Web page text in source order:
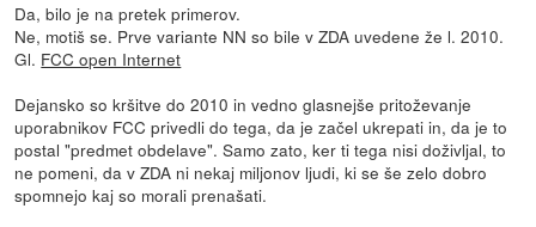
Da, bilo je na pretek primerov.
Ne, motiš se. Prve variante NN so bile v ZDA uvedene že l. 2010.
Gl. FCC open Internet
Dejansko so kršitve do 2010 in vedno glasnejše pritoževanje
uporabnikov FCC privedli do tega, da je začel ukrepati in, da je to
postal "predmet obdelave". Samo zato, ker ti tega nisi doživljal, to
ne pomeni, da v ZDA ni nekaj miljonov ljudi, ki se še zelo dobro
spomnejo kaj so morali prenašati.